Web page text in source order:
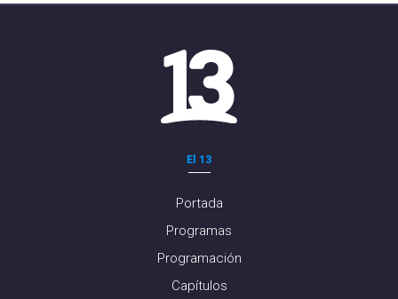
El 13
Portada
Programas
Programación
Capítulos